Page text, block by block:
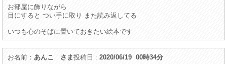
お部屋に飾りながら
目にすると つい手に取り また読み返してる
いつも心のそばに置いておきたい絵本です
お名前：あんこ さま投稿日 :2020/06/19 00時34分